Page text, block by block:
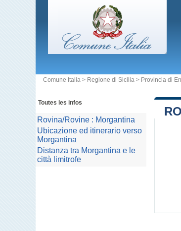
Comune Italia > Regione di Sicilia > Provincia di
Toutes les infos
Rovina/Rovine : Morgantina
Ubicazione ed itinerario verso
Morgantina
Distanza tra Morgantina e le
città limitrofe